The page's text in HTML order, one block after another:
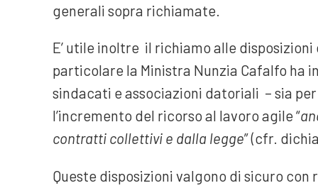
generali sopra richiamate.
E’ utile inoltre il richiamo alle
particolare la Ministra Nunzia Cafalfo ha
sindacati e associazioni datoriali – sia
l’incremento del ricorso al lavoro agile “
contratti collettivi e dalla legge” (cfr.
Queste disposizioni valgono di sicuro